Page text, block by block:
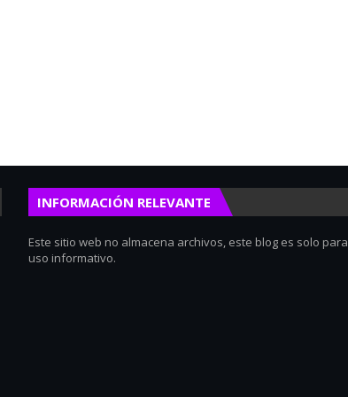
INFORMACIÓN RELEVANTE
Este sitio web no almacena archivos, este blog es solo para
uso informativo.